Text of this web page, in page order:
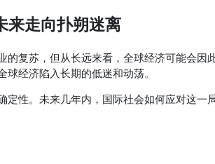
来走向扑朔迷离
的复苏，但从长远来看，全球经济可能会因
经济陷入长期的低迷和动荡。
定性。未来几年内，国际社会如何应对这一